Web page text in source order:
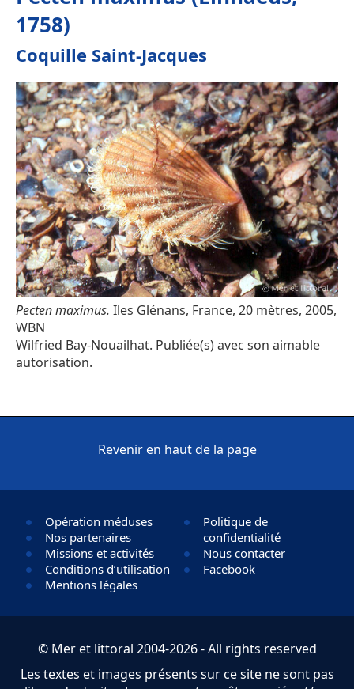
1758)
Coquille Saint-Jacques
Pecten maximus. Iles Glénans, France, 20 mètres, 2005,
WBN
Wilfried Bay-Nouailhat. Publiée(s) avec son aimable
autorisation.
Revenir en haut de la page
Opération méduses
Nos partenaires
Missions et activités
Conditions d’utilisation
Mentions légales
Politique de
confidentialité
Nous contacter
Facebook
© Mer et littoral 2004-2026 - All rights reserved
Les textes et images présents sur ce site ne sont pas